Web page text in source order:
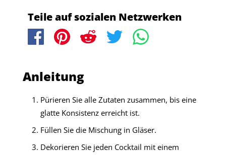
Teile auf sozialen Netzwerken
Anleitung
Pürieren Sie alle Zutaten zusammen, bis eine
glatte Konsistenz erreicht ist.
Füllen Sie die Mischung in Gläser.
Dekorieren Sie jeden Cocktail mit einem